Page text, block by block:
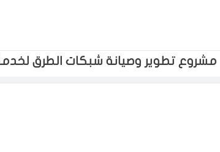
مشروع تطوير وصيانة شبكات الطرق